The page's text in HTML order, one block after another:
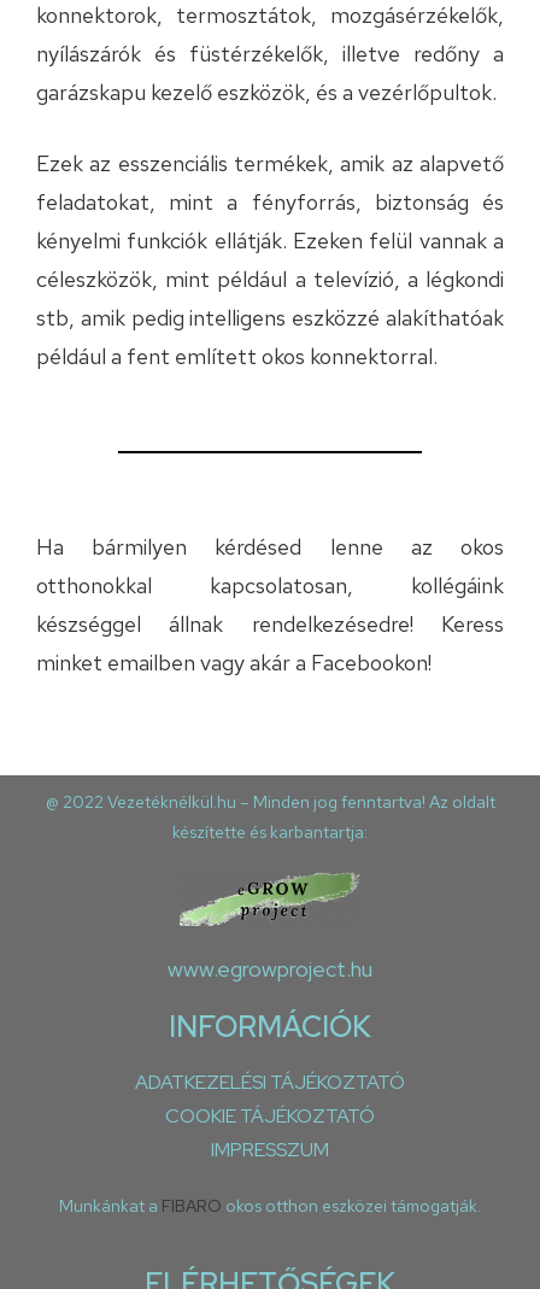
konnektorok, termosztátok, mozgásérzékelők,
nyílászárók és füstérzékelők, illetve redőny a
garázskapu kezelő eszközök, és a vezérlőpultok.
Ezek az esszenciális termékek, amik az alapvető
feladatokat, mint a fényforrás, biztonság és
kényelmi funkciók ellátják. Ezeken felül vannak a
céleszközök, mint például a televízió, a légkondi
stb, amik pedig intelligens eszközzé alakíthatóak
például a fent említett okos konnektorral.
Ha bármilyen kérdésed lenne az okos
otthonokkal kapcsolatosan, kollégáink
készséggel állnak rendelkezésedre! Keress
minket emailben vagy akár a Facebookon!
@ 2022 Vezetéknélkül.hu – Minden jog fenntartva! Az oldalt
készítette és karbantartja:
www.egrowproject.hu
INFORMÁCIÓK
ADATKEZELÉSI TÁJÉKOZTATÓ
COOKIE TÁJÉKOZTATÓ
IMPRESSZUM
Munkánkat a FIBARO okos otthon eszközei támogatják.